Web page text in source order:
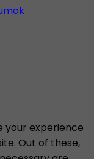
your experience
Out of these,